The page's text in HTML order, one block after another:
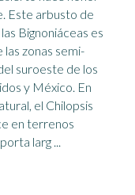
Este arbusto de
Bignoniáceas es
las zonas semi-
suroeste de los
y México. En
el Chilopsis
en terrenos
larg ...